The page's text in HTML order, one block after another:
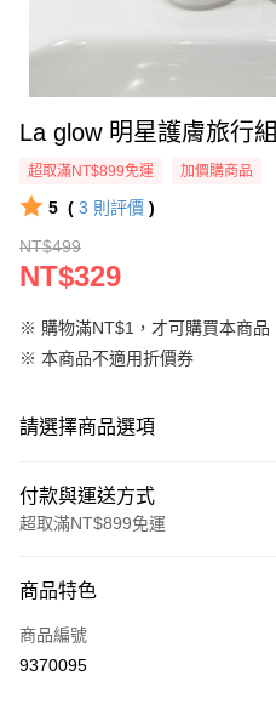
La glow 明星護膚旅行組
超取滿NT$899免運 加價購商品
5 ( 3 則評價 )
NT$499
NT$329
※ 購物滿NT$1，才可購買本商品
※ 本商品不適用折價券
請選擇商品選項
付款與運送方式
超取滿NT$899免運
信用卡一次付款
信用卡分期付款
商品特色
商品編號
9370095